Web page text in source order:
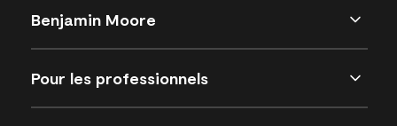
Benjamin Moore
Pour les professionnels